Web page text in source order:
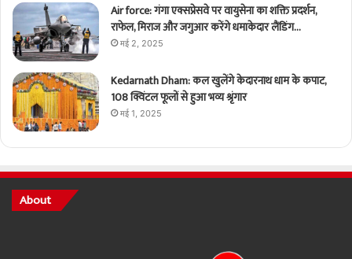
Air force: गंगा एक्सप्रेसवे पर वायुसेना का शक्ति प्रदर्शन,
राफेल, मिराज और जगुआर करेंगे धमाकेदार लैंडिंग…
मई 2, 2025
Kedarnath Dham: कल खुलेंगे केदारनाथ धाम के कपाट,
108 क्विंटल फूलों से हुआ भव्य श्रृंगार
मई 1, 2025
About